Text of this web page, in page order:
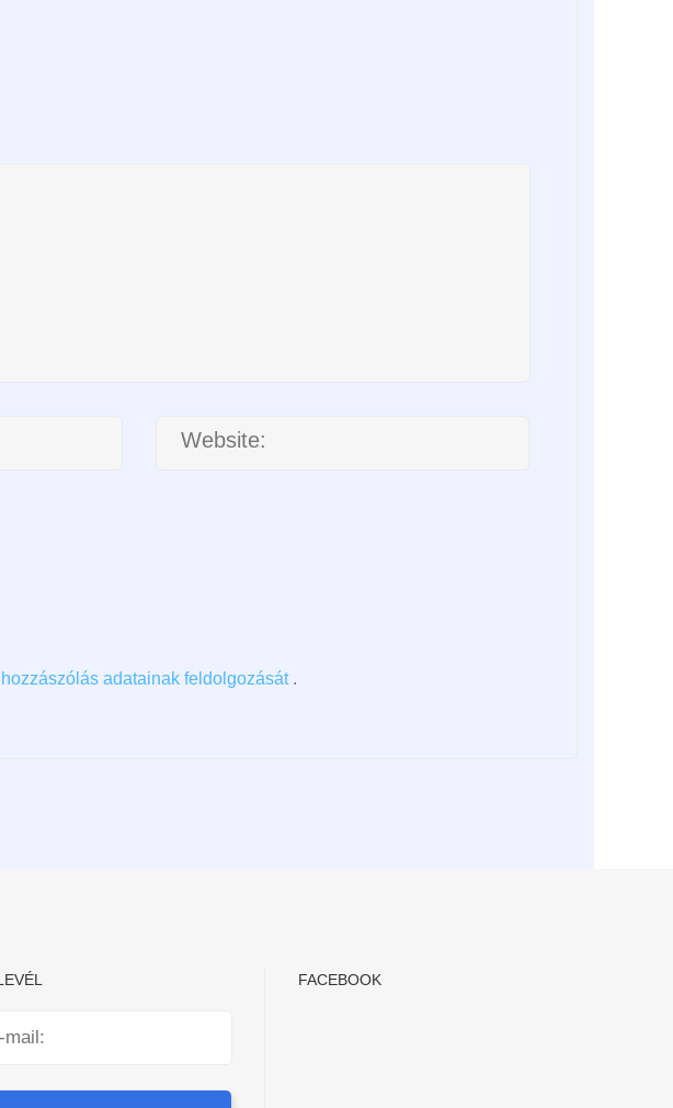
hozzászólás adatainak feldolgozását.
FACEBOOK